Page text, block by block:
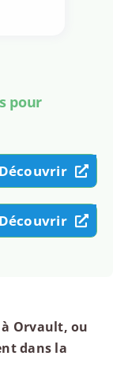
pour
Découvrir
Découvrir
Orvault, ou
dans la